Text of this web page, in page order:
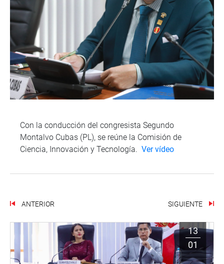
Con la conducción del congresista Segundo
Montalvo Cubas (PL), se reúne la Comisión de
Ciencia, Innovación y Tecnología. Ver vídeo
ANTERIOR SIGUIENTE
13
01